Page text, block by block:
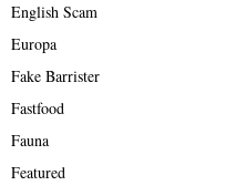
English Scam
Europa
Fake Barrister
Fastfood
Fauna
Featured